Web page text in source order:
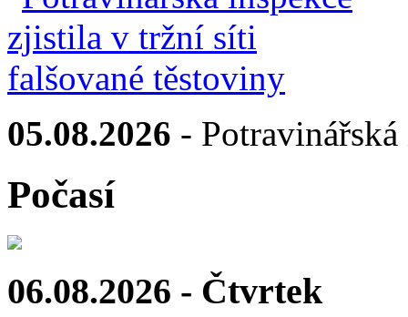
05.08.2026 -
Počasí
06.08.2026 - Čtvrtek